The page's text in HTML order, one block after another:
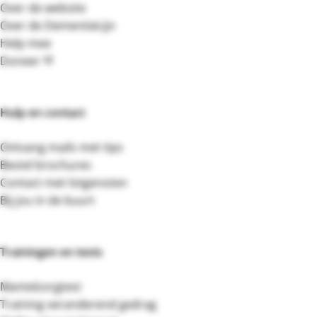
Over de website
Over de DementieLijn
Help mee
Doneer 💛
Hulp en contact
Ontvang mails met tips
Bestel brochures
Contact met lotgenoten
Bij jou in de buurt
Trainingen en tests
Mantelzorgtest
Training veranderend gedrag